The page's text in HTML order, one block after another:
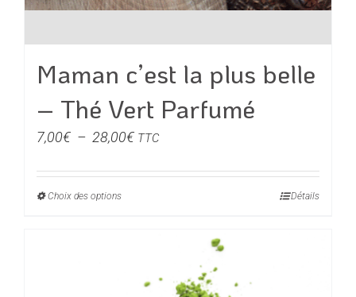
Maman c’est la plus belle
– Thé Vert Parfumé
7,00€ – 28,00€Plage
prix :
TTC
Choix des optionsCe
variations.
Détails